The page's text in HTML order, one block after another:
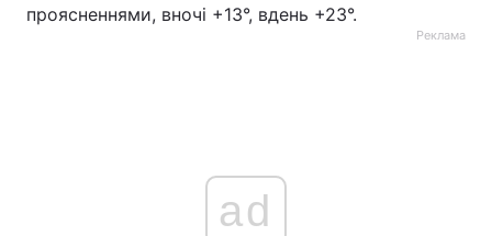
проясненнями, вночі +13°, вдень +23°.
Реклама
ad